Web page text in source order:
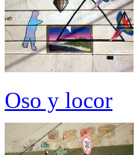
Oso y locor